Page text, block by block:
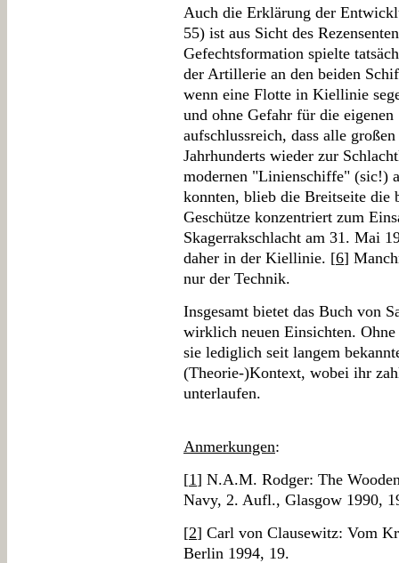
Auch die Erklärung der
55) ist aus Sicht des
Gefechtsformation spielte
der Artillerie an den beiden
wenn eine Flotte in Kiellinie
und ohne Gefahr für die
aufschlussreich, dass alle
Jahrhunderts wieder zur
modernen "Linienschiffe" (sic!)
konnten, blieb die Breitseite die
Geschütze konzentriert zum
Skagerrakschlacht am 31. Mai
daher in der Kiellinie. [6]
nur der Technik.
Insgesamt bietet das Buch von
wirklich neuen Einsichten.
sie lediglich seit langem
(Theorie-)Kontext, wobei ihr
unterlaufen.
Anmerkungen:
[1] N.A.M. Rodger: The
Navy, 2. Aufl., Glasgow 1990,
[2] Carl von Clausewitz: Vom
Berlin 1994, 19.